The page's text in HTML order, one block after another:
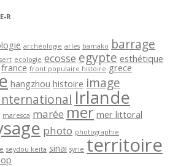
R
archéologie arles bamako barrage
ecologie ecosse egypte esthétique
france front populaire histoire grece
hangzhou histoire image
Irlande
maresca marée mer mer littoral
photo photographie
seydou keita sinai syrie territoire